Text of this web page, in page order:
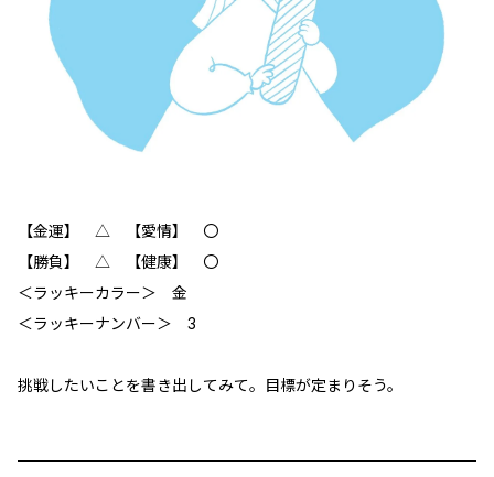
【金運】 △ 【愛情】 〇
【勝負】 △ 【健康】 〇
＜ラッキーカラー＞ 金
＜ラッキーナンバー＞ 3
挑戦したいことを書き出してみて。目標が定まりそう。